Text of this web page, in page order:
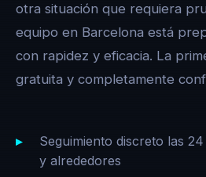
otra situación que requiera
equipo en Barcelona está
con rapidez y eficacia. La
gratuita y completamente
Seguimiento discreto las
y alrededores